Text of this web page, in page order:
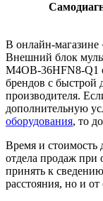
В онлайн-
Внешний блок
M4OB-36HFN8-Q1
брендов с быстрой
производителя.
дополнительную
оборудования, то
Время и стоимость
отдела продаж
принять к
расстояния, но и